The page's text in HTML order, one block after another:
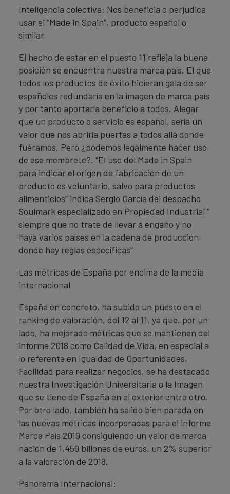
Inteligencia colectiva: Nos beneficia o perjudica
usar el “Made in Spain”, producto español o
similar
El hecho de estar en el puesto 11 refleja la buena
posición se encuentra nuestra marca país. El que
todos los productos de éxito hicieran gala de ser
españoles redundaría en la imagen de marca país
y por tanto aportaría beneficio a todos. Alegar
que un producto o servicio es español, sería un
valor que nos abriría puertas a todos allá donde
fuéramos. Pero ¿podemos legalmente hacer uso
de ese membrete?. “El uso del Made in Spain
para indicar el origen de fabricación de un
producto es voluntario, salvo para productos
alimenticios” indica Sergio García del despacho
Soulmark especializado en Propiedad Industrial “
siempre que no trate de llevar a engaño y no
haya varios países en la cadena de producción
donde hay reglas específicas”
Las métricas de España por encima de la media
internacional
España en concreto, ha subido un puesto en el
ranking de valoración, del 12 al 11, ya que, por un
lado, ha mejorado métricas que se mantienen del
informe 2018 como Calidad de Vida, en especial a
lo referente en Igualdad de Oportunidades,
Facilidad para realizar negocios, se ha destacado
nuestra Investigación Universitaria o la Imagen
que se tiene de España en el exterior entre otro.
Por otro lado, también ha salido bien parada en
las nuevas métricas incorporadas para el informe
Marca País 2019 consiguiendo un valor de marca
nación de 1,459 billones de euros, un 2% superior
a la valoración de 2018.
Panorama Internacional: